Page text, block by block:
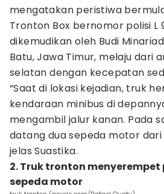
mengatakan peristiwa
Tronton Box bernomor polisi L
dikemudikan oleh Budi
Batu, Jawa Timur, melaju dari
selatan dengan kecepatan
“Saat di lokasi kejadian, truk
kendaraan minibus di
mengambil jalur kanan. Pada
datang dua sepeda motor
jelas Suastika.
2. Truk tronton
sepeda motor